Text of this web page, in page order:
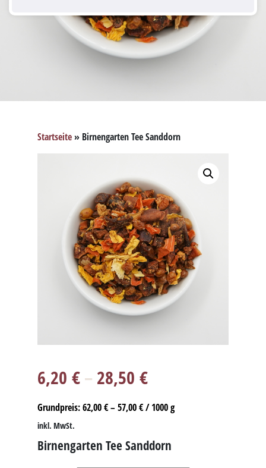
Startseite » Birnengarten Tee Sanddorn
6,20 €– 28,50 €
Grundpreis:62,00€– 57,00€/1000g
inkl. MwSt.
Birnengarten Tee Sanddorn